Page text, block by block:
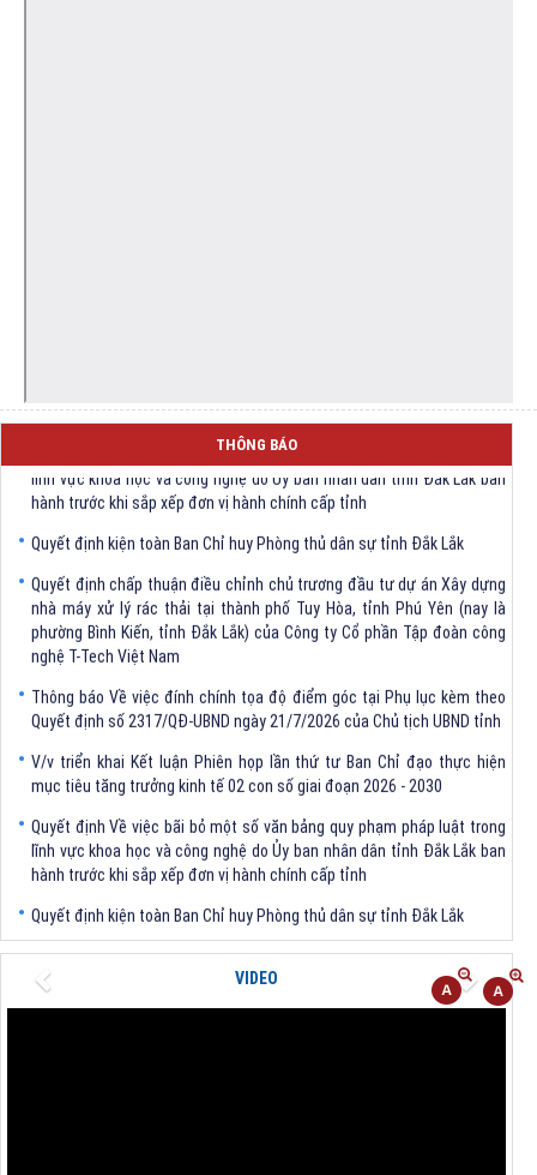
THÔNG BÁO
Quyết định Về việc bãi bỏ một số văn bảng quy phạm pháp luật trong
lĩnh vực khoa học và công nghệ do Ủy ban nhân dân tỉnh Đắk Lắk ban
hành trước khi sắp xếp đơn vị hành chính cấp tỉnh
nhà máy xử lý rác thải tại thành phố Tuy Hòa, tỉnh Phú Yên (nay là
phường Bình Kiến, tỉnh Đắk Lắk) của Công ty Cổ phần Tập đoàn công
nghệ T-Tech Việt Nam
Thông báo Về việc đính chính tọa độ điểm góc tại Phụ lục kèm theo
Quyết định số 2317/QĐ-UBND ngày 21/7/2026 của Chủ tịch UBND tỉnh
V/v triển khai Kết luận Phiên họp lần thứ tư Ban Chỉ đạo thực hiện
mục tiêu tăng trưởng kinh tế 02 con số giai đoạn 2026 - 2030
lĩnh vực khoa học và công nghệ do Ủy ban nhân dân tỉnh Đắk Lắk ban
hành trước khi sắp xếp đơn vị hành chính cấp tỉnh
Quyết định chấp thuận điều chỉnh chủ trương đầu tư dự án Xây dựng
nhà máy xử lý rác thải tại thành phố Tuy Hòa, tỉnh Phú Yên (nay là
phường Bình Kiến, tỉnh Đắk Lắk) của Công ty Cổ phần Tập đoàn công
nghệ T-Tech Việt Nam
VIDEO
Previous Next